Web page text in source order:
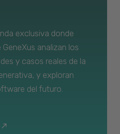
exclusiva donde
analizan los
y casos reales de la
y exploran
del futuro.